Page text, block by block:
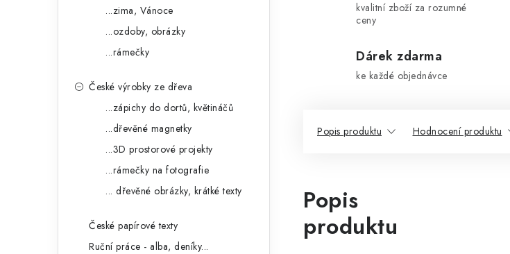
...zima, Vánoce
...ozdoby, obrázky
...rámečky
České výrobky ze dřeva
...zápichy do dortů, květináčů
...dřevěné magnetky
...3D prostorové projekty
...rámečky na fotografie
... dřevěné obrázky, krátké texty
České papírové texty
Ruční práce - alba, deníky...
kvalitní zboží za rozumné
ceny
Dárek zdarma
ke každé objednávce
Popis produktu Hodnocení produktu
Popis
produktu